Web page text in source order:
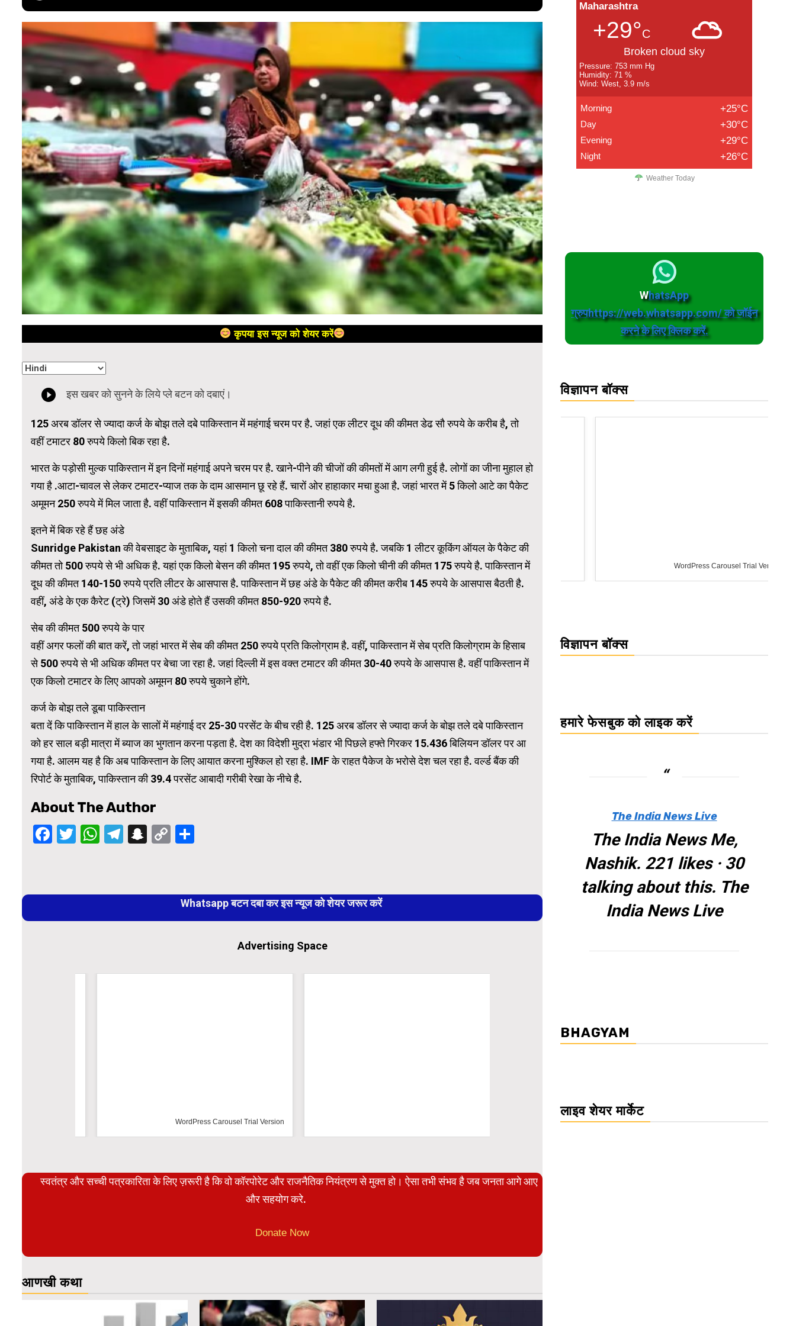
कृपया इस न्यूज को शेयर करें
125 अरब डॉलर से ज्यादा कर्ज के बोझ तले दबे पाकिस्तान में महंगाई चरम पर है. जहां एक लीटर दूध की कीमत डेढ सौ रुपये के करीब है, तो
वहीं टमाटर 80 रुपये किलो बिक रहा है.
भारत के पड़ोसी मुल्क पाकिस्तान में इन दिनों महंगाई अपने चरम पर है. खाने-पीने की चीजों की कीमतों में आग लगी हुई है. लोगों का जीना मुहाल हो
गया है .आटा-चावल से लेकर टमाटर-प्याज तक के दाम आसमान छू रहे हैं. चारों ओर हाहाकार मचा हुआ है. जहां भारत में 5 किलो आटे का पैकेट
अमूमन 250 रुपये में मिल जाता है. वहीं पाकिस्तान में इसकी कीमत 608 पाकिस्तानी रुपये है.
इतने में बिक रहे हैं छह अंडे
Sunridge Pakistan की वेबसाइट के मुताबिक, यहां 1 किलो चना दाल की कीमत 380 रुपये है. जबकि 1 लीटर कूकिंग ऑयल के पैकेट की
कीमत तो 500 रुपये से भी अधिक है. यहां एक किलो बेसन की कीमत 195 रुपये, तो वहीं एक किलो चीनी की कीमत 175 रुपये है. पाकिस्तान में
दूध की कीमत 140-150 रुपये प्रति लीटर के आसपास है. पाकिस्तान में छह अंडे के पैकेट की कीमत करीब 145 रुपये के आसपास बैठती है.
वहीं, अंडे के एक कैरेट (ट्रे) जिसमें 30 अंडे होते हैं उसकी कीमत 850-920 रुपये है.
सेब की कीमत 500 रुपये के पार
वहीं अगर फलों की बात करें, तो जहां भारत में सेब की कीमत 250 रुपये प्रति किलोग्राम है. वहीं, पाकिस्तान में सेब प्रति किलोग्राम के हिसाब
से 500 रुपये से भी अधिक कीमत पर बेचा जा रहा है. जहां दिल्ली में इस वक्त टमाटर की कीमत 30-40 रुपये के आसपास है. वहीं पाकिस्तान में
एक किलो टमाटर के लिए आपको अमूमन 80 रुपये चुकाने होंगे.
कर्ज के बोझ तले डूबा पाकिस्तान
बता दें कि पाकिस्तान में हाल के सालों में महंगाई दर 25-30 परसेंट के बीच रही है. 125 अरब डॉलर से ज्यादा कर्ज के बोझ तले दबे पाकिस्तान
को हर साल बड़ी मात्रा में ब्याज का भुगतान करना पड़ता है. देश का विदेशी मुद्रा भंडार भी पिछले हफ्ते गिरकर 15.436 बिलियन डॉलर पर आ
गया है. आलम यह है कि अब पाकिस्तान के लिए आयात करना मुश्किल हो रहा है. IMF के राहत पैकेज के भरोसे देश चल रहा है. वर्ल्ड बैंक की
रिपोर्ट के मुताबिक, पाकिस्तान की 39.4 परसेंट आबादी गरीबी रेखा के नीचे है.
About The Author
Facebook
Twitter
WhatsApp
Telegram
Snapchat
Copy
Reading
Whatsapp बटन दबा कर इस न्यूज को शेयर जरूर करें
Advertising Space
WordPress Carousel Trial Version WordPress Carousel Trial Version
स्वतंत्र और सच्ची पत्रकारिता के लिए ज़रूरी है कि वो कॉरपोरेट और राजनैतिक नियंत्रण से मुक्त हो। ऐसा तभी संभव है जब जनता आगे आए
और सहयोग करे.
Donate Now
आणखी कथा
Maharashtra
+29°C
Broken cloud sky
Pressure: 753 mm Hg
Humidity: 71 %
Wind: West, 3.9 m/s
Morning +25°C
Day +30°C
Evening +29°C
Night +26°C
Weather Today
WhatsApp
ग्रुपhttps://web.whatsapp.com/ को जॉईन
करने के लिए क्लिक करें.
विज्ञापन बॉक्स
WordPress Carousel Trial Version WordPress Carousel Trial Version
विज्ञापन बॉक्स
हमारे फेसबुक को लाइक करें
The India News Live
The India News Me,
Nashik. 221 likes · 30
talking about this. The
India News Live
BHAGYAM
लाइव शेयर मार्केट